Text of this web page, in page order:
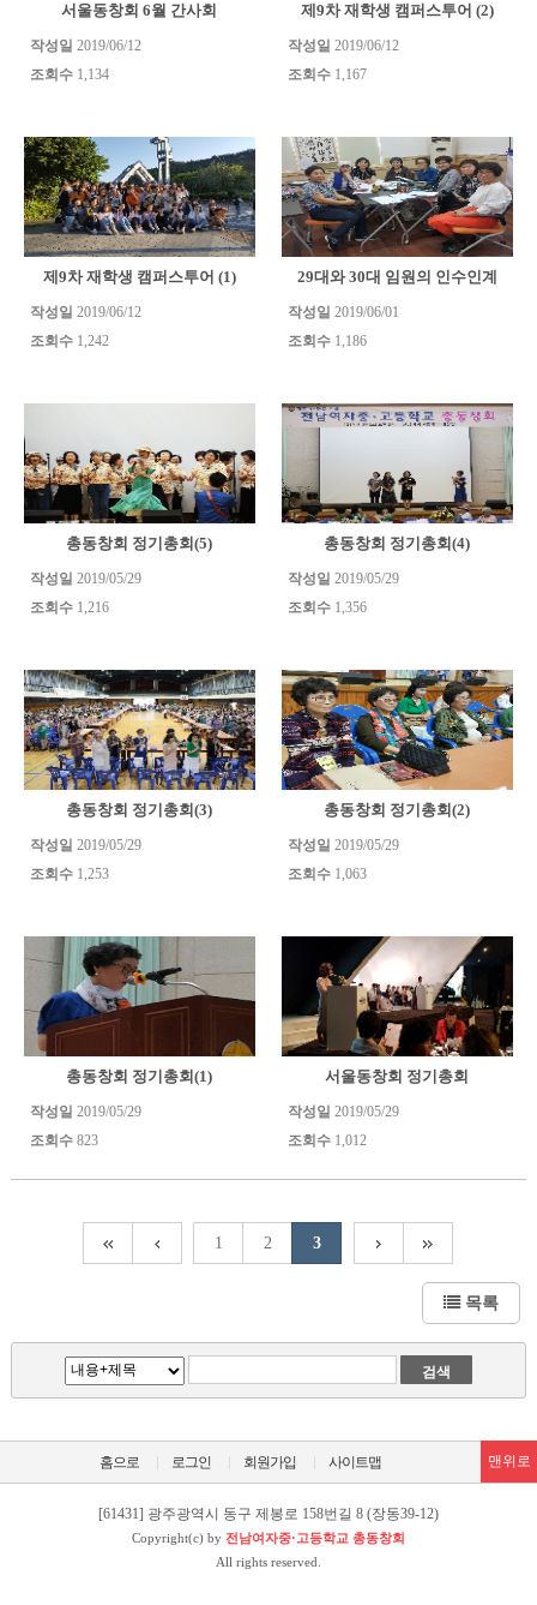
서울동창회 6월 간사회
작성일 2019/06/12
조회수1,134
제9차 재학생 캠퍼스투어 (2)
작성일 2019/06/12
조회수1,167
제9차 재학생 캠퍼스투어 (1)
작성일 2019/06/12
조회수1,242
29대와 30대 임원의 인수인계
작성일 2019/06/01
조회수1,186
총동창회 정기총회(5)
작성일 2019/05/29
조회수1,216
총동창회 정기총회(4)
작성일 2019/05/29
조회수1,356
총동창회 정기총회(3)
작성일 2019/05/29
조회수1,253
총동창회 정기총회(2)
작성일 2019/05/29
조회수1,063
총동창회 정기총회(1)
작성일 2019/05/29
조회수823
서울동창회 정기총회
작성일 2019/05/29
조회수1,012
1 2 3
목록
홈으로 로그인 회원가입 사이트맵 맨위로
[61431] 광주광역시 동구 제봉로 158번길 8 (장동39-12)
Copyright(c) by 전남여자중·고등학교 총동창회
All rights reserved.